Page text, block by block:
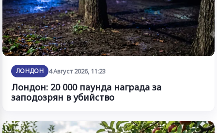
ЛОНДОН 4 Август 2026, 11:23
Лондон: 20 000 паунда награда за
заподозрян в убийство